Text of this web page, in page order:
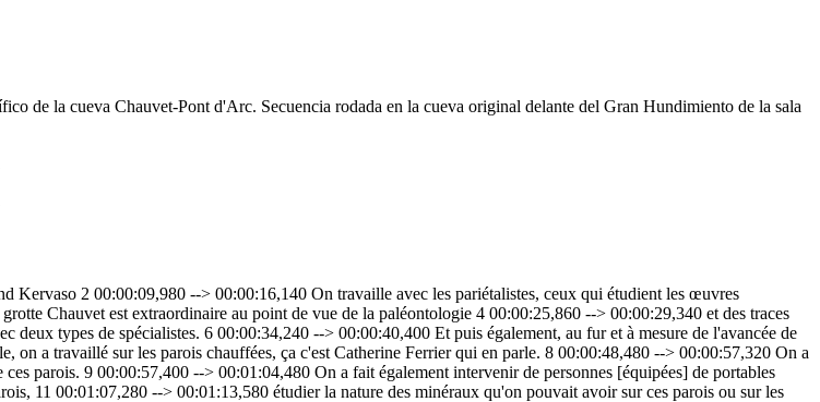
de la cueva Chauvet-Pont d'Arc. Secuencia rodada en la cueva original delante del Gran Hundimiento de la sala
Kervaso 2 00:00:09,980 --> 00:00:16,140 On travaille avec les pariétalistes, ceux qui étudient les œuvres
Chauvet est extraordinaire au point de vue de la paléontologie 4 00:00:25,860 --> 00:00:29,340 et des traces
types de spécialistes. 6 00:00:34,240 --> 00:00:40,400 Et puis également, au fur et à mesure de l'avancée de
on a travaillé sur les parois chauffées, ça c'est Catherine Ferrier qui en parle. 8 00:00:48,480 --> 00:00:57,320 On a
parois. 9 00:00:57,400 --> 00:01:04,480 On a fait également intervenir de personnes [équipées] de portables
11 00:01:07,280 --> 00:01:13,580 étudier la nature des minéraux qu'on pouvait avoir sur ces parois ou sur les